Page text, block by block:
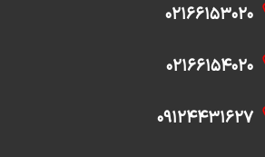
۰۲۱۶۶۱۵۳۰۲۰
۰۲۱۶۶۱۵۴۰۲۰
۰۹۱۲۴۴۳۱۶۲۷